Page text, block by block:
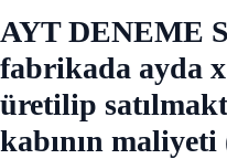
AYT DENEME
fabrikada ayda
üretilip
kabının maliyeti